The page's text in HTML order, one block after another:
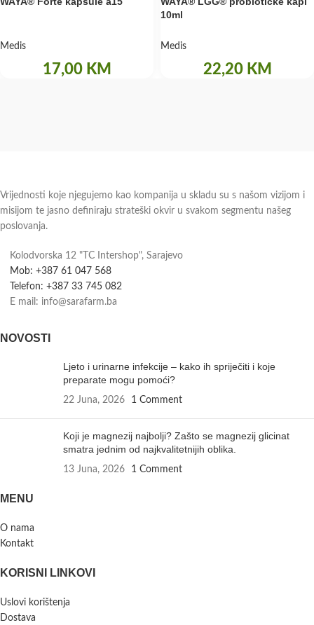
Medis
17,00 KM
10ml
Medis
22,20 KM
Vrijednosti koje njegujemo kao kompanija u skladu su s našom vizijom i
misijom te jasno definiraju strateški okvir u svakom segmentu našeg
poslovanja.
Kolodvorska 12 "TC Intershop", Sarajevo
Mob: +387 61 047 568
Telefon: +387 33 745 082
E mail: info@sarafarm.ba
NOVOSTI
Ljeto i urinarne infekcije – kako ih spriječiti i koje
preparate mogu pomoći?
22 Juna, 2026 1 Comment
Koji je magnezij najbolji? Zašto se magnezij glicinat
smatra jednim od najkvalitetnijih oblika.
13 Juna, 2026 1 Comment
MENU
O nama
Kontakt
KORISNI LINKOVI
Uslovi korištenja
Dostava